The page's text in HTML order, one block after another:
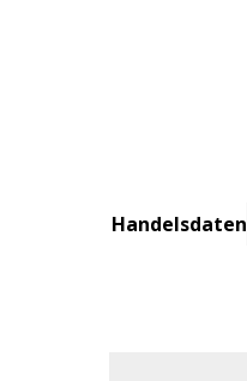
Handelsdaten